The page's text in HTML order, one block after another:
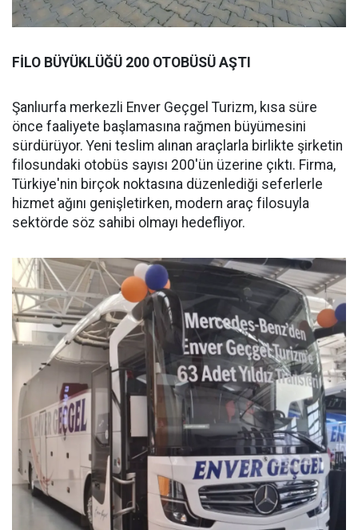
FİLO BÜYÜKLÜĞÜ 200 OTOBÜSÜ AŞTI
Şanlıurfa merkezli Enver Geçgel Turizm, kısa süre
önce faaliyete başlamasına rağmen büyümesini
sürdürüyor. Yeni teslim alınan araçlarla birlikte şirketin
filosundaki otobüs sayısı 200'ün üzerine çıktı. Firma,
Türkiye'nin birçok noktasına düzenlediği seferlerle
hizmet ağını genişletirken, modern araç filosuyla
sektörde söz sahibi olmayı hedefliyor.